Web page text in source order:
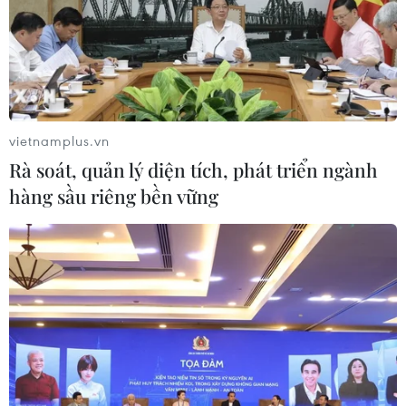
09/08/2026 05:48
Xây dựng hành lang pháp lý để tháo
gỡ điểm nghẽn, đưa công nghiệp văn
hóa phát triển
09/08/2026 05:26
Ca sỹ Phùng Khánh Linh và hành
trình từ cô đơn đến 'Giữa một vạn
người'
09/08/2026 01:42
Bền bỉ gìn giữ giá trị văn hóa đã được
vun đắp qua hàng trăm năm
09/08/2026 01:23
vietnamplus.vn
Rà soát, quản lý diện tích, phát triển ngành
hàng sầu riêng bền vững